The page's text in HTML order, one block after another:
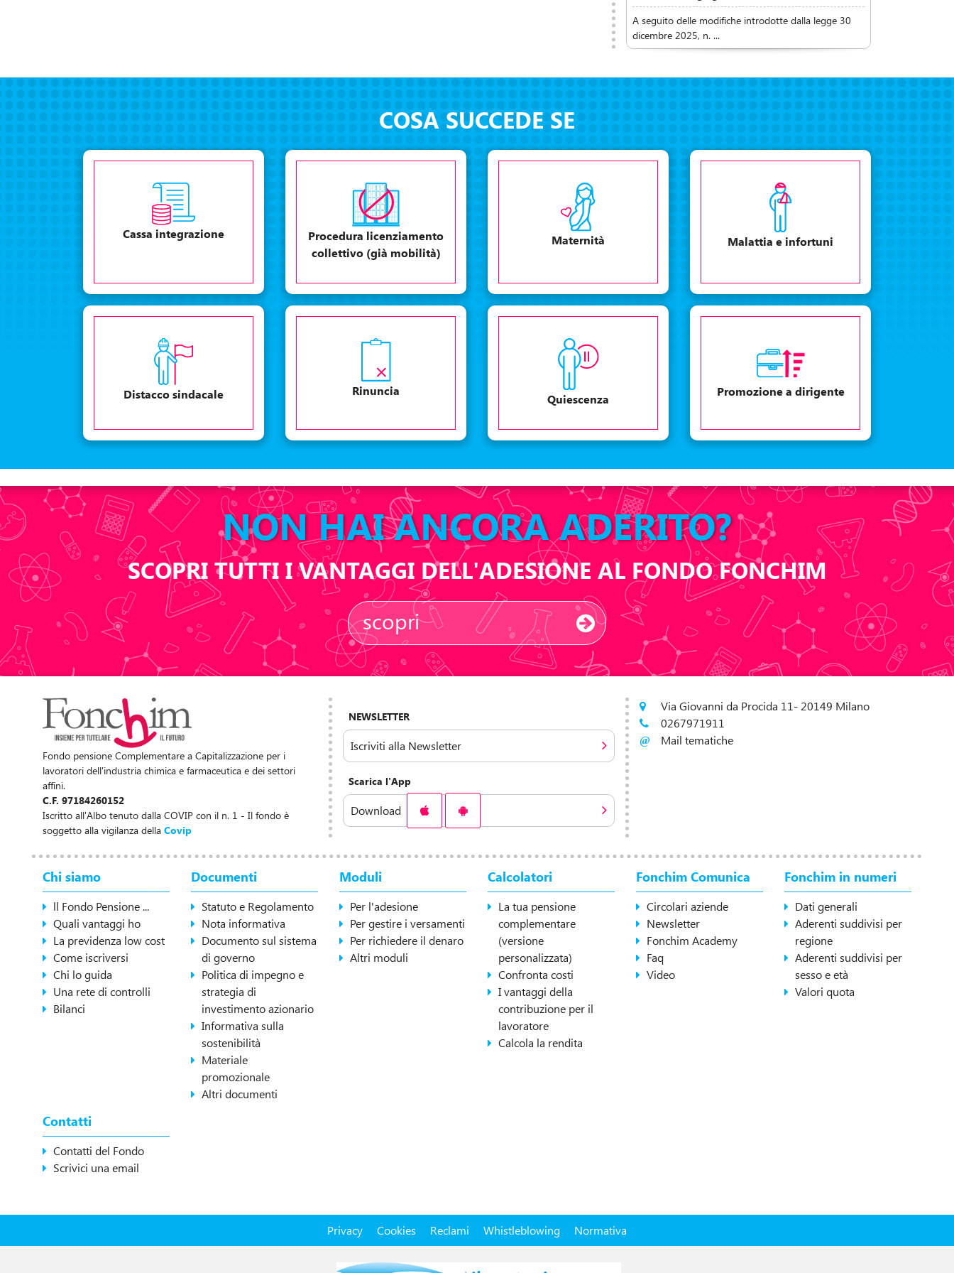
A seguito delle modifiche introdotte dalla legge 30
dicembre 2025, n. ...
COSA SUCCEDE SE
Cassa integrazione
Procedura licenziamento
collettivo (già mobilità)
Maternità Malattia e infortuni
Distacco sindacale Rinuncia
Quiescenza
Promozione a dirigente
NON HAI ANCORA ADERITO?
SCOPRI TUTTI I VANTAGGI DELL'ADESIONE AL FONDO FONCHIM
scopri
Fondo pensione Complementare a Capitalizzazione per i
lavoratori dell'industria chimica e farmaceutica e dei settori
affini.
C.F. 97184260152
Iscritto all'Albo tenuto dalla COVIP con il n. 1 - Il fondo è
soggetto alla vigilanza della Covip
NEWSLETTER
Iscriviti alla Newsletter
Scarica l'App
Download
Via Giovanni da Procida 11- 20149 Milano
0267971911
Mail tematiche
Chi siamo
ll Fondo Pensione ...
Quali vantaggi ho
La previdenza low cost
Come iscriversi
Chi lo guida
Una rete di controlli
Bilanci
Documenti
Statuto e Regolamento
Nota informativa
Documento sul sistema
di governo
Politica di impegno e
strategia di
investimento azionario
Informativa sulla
sostenibilità
Materiale
promozionale
Altri documenti
Moduli
Per l'adesione
Per gestire i versamenti
Per richiedere il denaro
Altri moduli
Calcolatori
La tua pensione
complementare
(versione
personalizzata)
Confronta costi
I vantaggi della
contribuzione per il
lavoratore
Calcola la rendita
Fonchim Comunica
Circolari aziende
Newsletter
Fonchim Academy
Faq
Video
Fonchim in numeri
Dati generali
Aderenti suddivisi per
regione
Aderenti suddivisi per
sesso e età
Valori quota
Contatti
Contatti del Fondo
Scrivici una email
Privacy Cookies Reclami Whistleblowing Normativa